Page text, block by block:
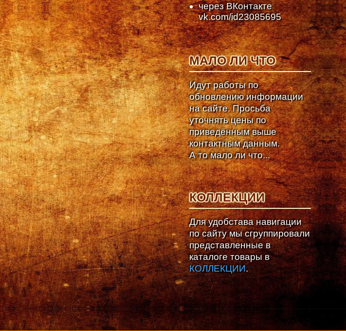
через ВКонтакте
vk.com/id23085695
МАЛО ЛИ ЧТО
Идут работы по
обновлению информации
на сайте. Просьба
уточнять цены по
приведённым выше
контактным данным.
А то мало ли что...
КОЛЛЕКЦИИ
Для удобстава навигации
по сайту мы сгруппировали
представленные в
каталоге товары в
КОЛЛЕКЦИИ.